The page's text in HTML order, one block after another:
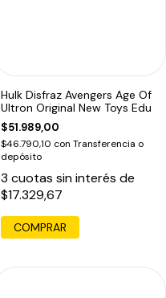
Hulk Disfraz Avengers Age Of
Ultron Original New Toys Edu
$51.989,00
$46.790,10 con Transferencia o
depósito
3 cuotas sin interés de
$17.329,67
COMPRAR